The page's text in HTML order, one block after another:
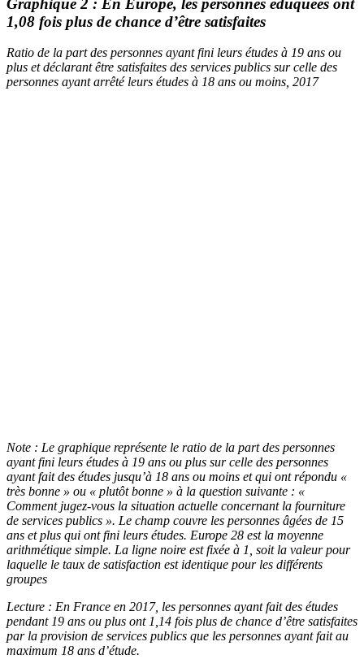
1,08 fois plus de chance d’être satisfaites
Ratio de la part des personnes ayant fini leurs études à 19 ans ou
plus et déclarant être satisfaites des services publics sur celle des
personnes ayant arrêté leurs études à 18 ans ou moins, 2017
Note : Le graphique représente le ratio de la part des personnes
ayant fini leurs études à 19 ans ou plus sur celle des personnes
ayant fait des études jusqu’à 18 ans ou moins et qui ont répondu «
très bonne » ou « plutôt bonne » à la question suivante : «
Comment jugez-vous la situation actuelle concernant la fourniture
de services publics ». Le champ couvre les personnes âgées de 15
ans et plus qui ont fini leurs études. Europe 28 est la moyenne
arithmétique simple. La ligne noire est fixée à 1, soit la valeur pour
laquelle le taux de satisfaction est identique pour les différents
groupes
Lecture : En France en 2017, les personnes ayant fait des études
pendant 19 ans ou plus ont 1,14 fois plus de chance d’être satisfaites
par la provision de services publics que les personnes ayant fait au
maximum 18 ans d’étude.